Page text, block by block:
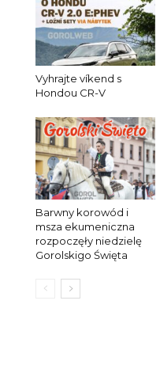
Vyhrajte víkend s
Hondou CR-V
Barwny korowód i
msza ekumeniczna
rozpoczęły niedzielę
Gorolskigo Święta